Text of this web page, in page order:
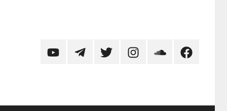
YouTubeTelegramTwitter InstagramSoundCloudFacebook